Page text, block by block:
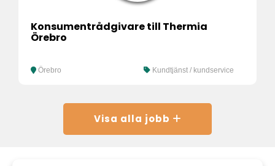
Konsumentrådgivare till Thermia
Örebro
Örebro Kundtjänst / kundservice
Visa alla jobb